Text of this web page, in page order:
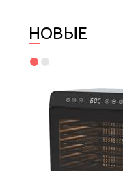
НОВЫЕ